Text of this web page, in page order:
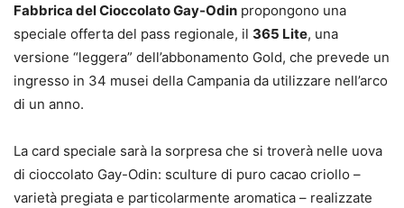
Fabbrica del Cioccolato Gay-Odin propongono una
speciale offerta del pass regionale, il 365 Lite, una
versione “leggera” dell’abbonamento Gold, che prevede un
ingresso in 34 musei della Campania da utilizzare nell’arco
di un anno.
La card speciale sarà la sorpresa che si troverà nelle uova
di cioccolato Gay-Odin: sculture di puro cacao criollo –
varietà pregiata e particolarmente aromatica – realizzate